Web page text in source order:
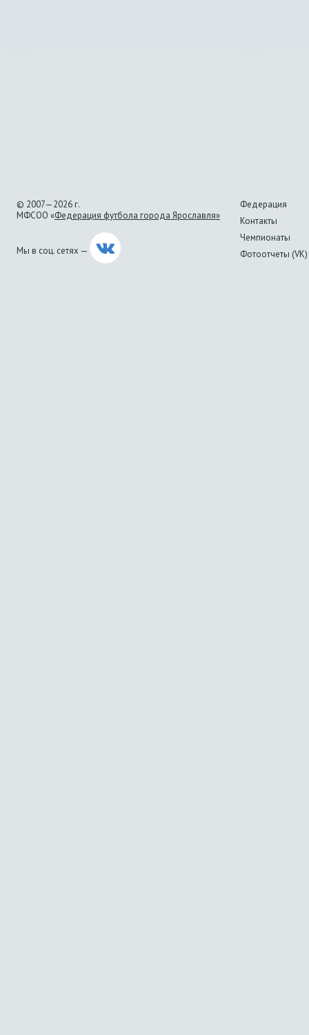
© 2007—2026 г.
МФСОО «Федерация футбола города Ярославля»
Мы в соц. сетях —
Федерация
Контакты
Чемпионаты
Фотоотчеты (VK)